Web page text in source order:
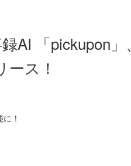
AI 「pickupon」、
ス！
！